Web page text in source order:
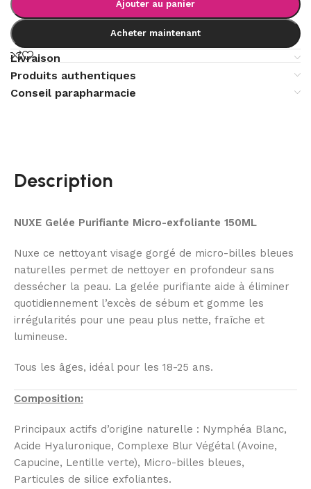
Ajouter au panier
Acheter maintenant
Livraison
Produits authentiques
Conseil parapharmacie
Description
NUXE Gelée Purifiante Micro-exfoliante 150ML
Nuxe ce nettoyant visage gorgé de micro-billes bleues
naturelles permet de nettoyer en profondeur sans
dessécher la peau. La gelée purifiante aide à éliminer
quotidiennement l’excès de sébum et gomme les
irrégularités pour une peau plus nette, fraîche et
lumineuse.
Tous les âges, idéal pour les 18-25 ans.
Composition:
Principaux actifs d’origine naturelle : Nymphéa Blanc,
Acide Hyaluronique, Complexe Blur Végétal (Avoine,
Capucine, Lentille verte), Micro-billes bleues,
Particules de silice exfoliantes.